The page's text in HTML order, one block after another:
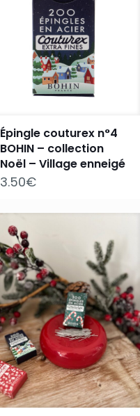
Épingle couturex n°4
BOHIN – collection
Noël – Village enneigé
3.50€